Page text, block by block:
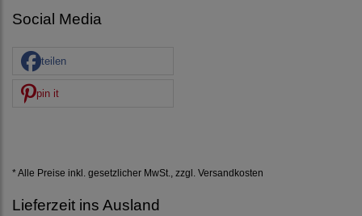
Social Media
teilen
pin it
* Alle Preise inkl. gesetzlicher MwSt., zzgl. Versandkosten
Lieferzeit ins Ausland